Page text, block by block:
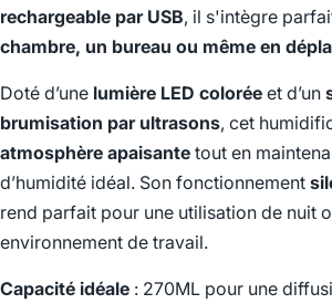
rechargeable par USB, il s'intègre
chambre, un bureau ou même en
Doté d’une lumière LED colorée et d’un
brumisation par ultrasons, cet
atmosphère apaisante tout en
d’humidité idéal. Son fonctionnement
rend parfait pour une utilisation de nuit
environnement de travail.
Capacité idéale : 270ML pour une